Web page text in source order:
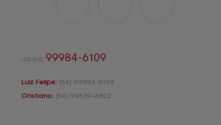
+55 (54) 99984-6109
Luiz Felipe: (54) 99984-9109
Cristiano: (54) 99639-6502